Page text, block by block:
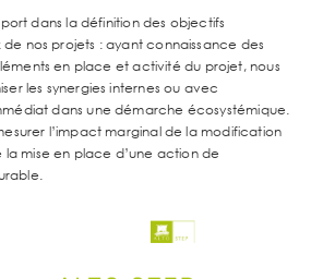
dans la définition des objectifs
nos projets : ayant connaissance des
en place et activité du projet, nous
les synergies internes ou avec
dans une démarche écosystémique.
l’impact marginal de la modification
mise en place d’une action de